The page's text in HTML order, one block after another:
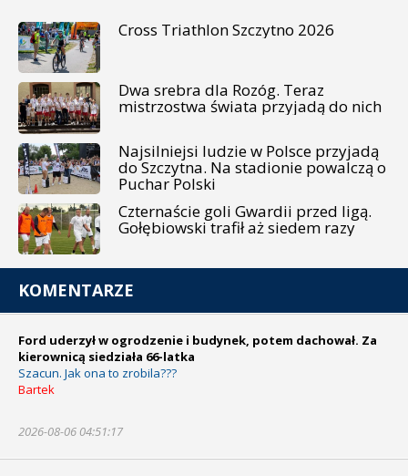
Cross Triathlon Szczytno 2026
Dwa srebra dla Rozóg. Teraz
mistrzostwa świata przyjadą do nich
Najsilniejsi ludzie w Polsce przyjadą
do Szczytna. Na stadionie powalczą o
Puchar Polski
Czternaście goli Gwardii przed ligą.
Gołębiowski trafił aż siedem razy
KOMENTARZE
Ford uderzył w ogrodzenie i budynek, potem dachował. Za
kierownicą siedziała 66-latka
Szacun. Jak ona to zrobila???
Bartek
2026-08-06 04:51:17